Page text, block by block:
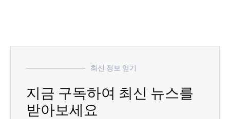
최신 정보 얻기
지금 구독하여 최신 뉴스를
받아보세요